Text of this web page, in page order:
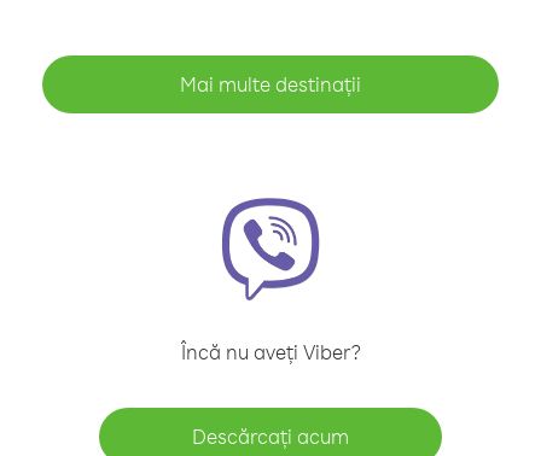
Mai multe destinații
Încă nu aveți Viber?
Descărcați acum